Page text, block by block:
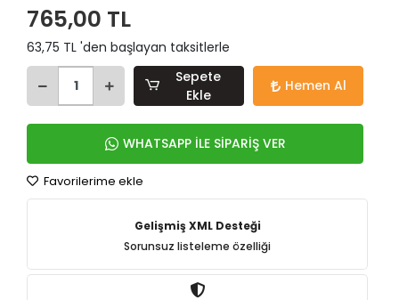
765,00 TL
63,75 TL 'den başlayan taksitlerle
Sepete
Ekle
Hemen Al
WHATSAPP İLE SİPARİŞ VER
Favorilerime ekle
Gelişmiş XML Desteği
Sorunsuz listeleme özelliği